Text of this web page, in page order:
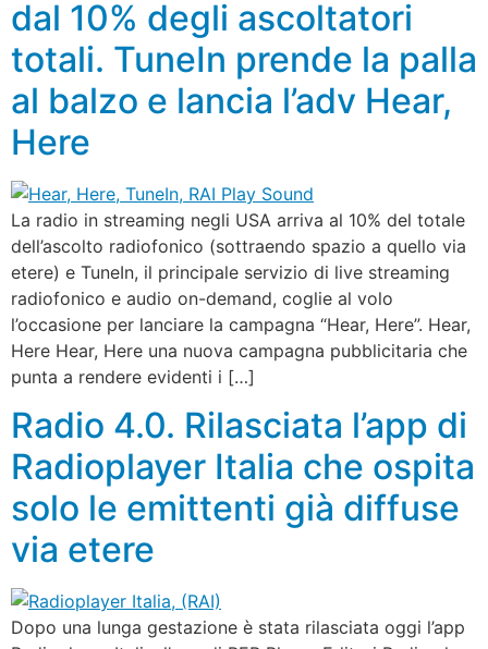
dal 10% degli ascoltatori
totali. TuneIn prende la palla
al balzo e lancia l’adv Hear,
Here
La radio in streaming negli USA arriva al 10% del totale
dell’ascolto radiofonico (sottraendo spazio a quello via
etere) e TuneIn, il principale servizio di live streaming
radiofonico e audio on-demand, coglie al volo
l’occasione per lanciare la campagna “Hear, Here”. Hear,
Here Hear, Here una nuova campagna pubblicitaria che
punta a rendere evidenti i […]
Radio 4.0. Rilasciata l’app di
Radioplayer Italia che ospita
solo le emittenti già diffuse
via etere
Dopo una lunga gestazione è stata rilasciata oggi l’app